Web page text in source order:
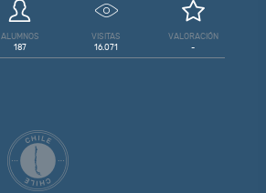
ALUMNOS
187
VISITAS
16.071
VALORACIÓN
-